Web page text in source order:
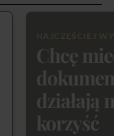
NAJCZĘŚCIEJ
Chcę
działają
korzyść